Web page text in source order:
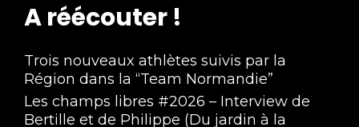
A réécouter !
Trois nouveaux athlètes suivis par la
Région dans la “Team Normandie”
Les champs libres #2026 – Interview de
Bertille et de Philippe (Du jardin à la